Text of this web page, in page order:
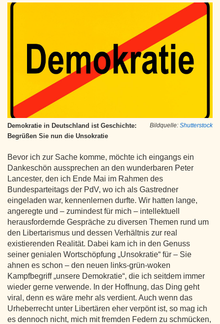
Bildquelle: Shutterstock
Demokratie in Deutschland ist Geschichte:
Begrüßen Sie nun die Unsokratie
Bevor ich zur Sache komme, möchte ich eingangs ein
Dankeschön aussprechen an den wunderbaren Peter
Lancester, den ich Ende Mai im Rahmen des
Bundesparteitags der PdV, wo ich als Gastredner
eingeladen war, kennenlernen durfte. Wir hatten lange,
angeregte und – zumindest für mich – intellektuell
herausfordernde Gespräche zu diversen Themen rund um
den Libertarismus und dessen Verhältnis zur real
existierenden Realität. Dabei kam ich in den Genuss
seiner genialen Wortschöpfung „Unsokratie“ für – Sie
ahnen es schon – den neuen links-grün-woken
Kampfbegriff „unsere Demokratie“, die ich seitdem immer
wieder gerne verwende. In der Hoffnung, das Ding geht
viral, denn es wäre mehr als verdient. Auch wenn das
Urheberrecht unter Libertären eher verpönt ist, so mag ich
es dennoch nicht, mich mit fremden Federn zu schmücken,